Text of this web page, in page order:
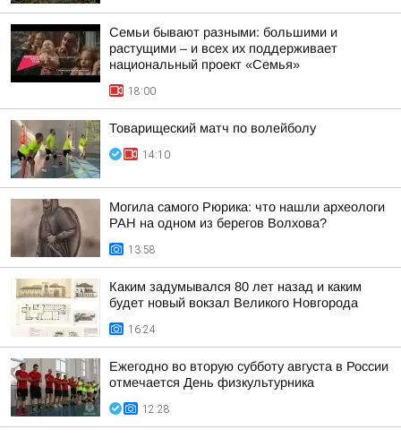
Семьи бывают разными: большими и
растущими – и всех их поддерживает
национальный проект «Семья»
18:00
Товарищеский матч по волейболу
14:10
Могила самого Рюрика: что нашли археологи
РАН на одном из берегов Волхова?
13:58
Каким задумывался 80 лет назад и каким
будет новый вокзал Великого Новгорода
16:24
Ежегодно во вторую субботу августа в России
отмечается День физкультурника
12:28